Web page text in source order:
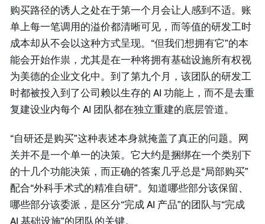
购买路径的诱人之处在于第一个月会让人感到不适。账
单上每一笔调用的溢价都清晰可见，而等值的研发工时
成本却从不会以这种方式呈现。“但我们想拥有它”的本
能会开始作祟，尤其是在一种将拥有基础设施所有权视
为美德的企业文化中。到了第九个月，该团队的研发工
时都被投入到了公司赖以生存的 AI 功能上，而不是去重
复建设业内每个 AI 团队都在独立重建的底层管道。
“自研还是购买”这种表述本身就掩盖了真正的问题。网
关并不是一个单一的决策。它大约是捆绑在一个类别下
的十几个功能决策，而正确的答案几乎总是“局部购买”
配合“外科手术式的精准自研”。知道哪些部分该保留、
哪些部分该委派，是区分“完成 AI 产品”的团队与“完成
AI 基础设施”的团队的关键。